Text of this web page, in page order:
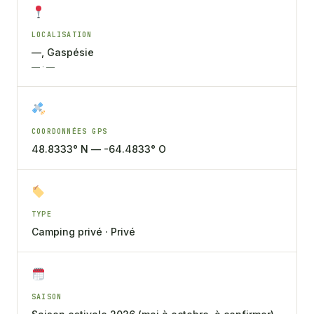
LOCALISATION
—, Gaspésie
— · —
COORDONNÉES GPS
48.8333° N — -64.4833° O
TYPE
Camping privé · Privé
SAISON